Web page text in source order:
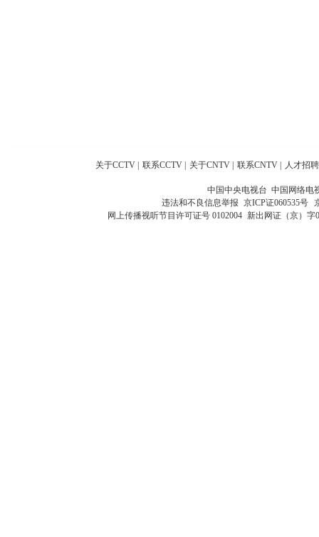
关于CCTV 联系CCTV 关于CNTV 联系CNTV 人才招聘
中国中央电视台 中国网络电
违法和不良信息举报 京ICP证060535号
网上传播视听节目许可证号 0102004 新出网证（京）